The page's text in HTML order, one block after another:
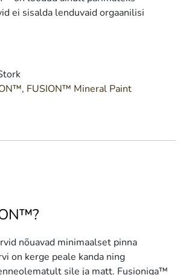
ei sisalda lenduvaid orgaanilisi
, FUSION™ Mineral Paint
nõuavad minimaalset pinna
on kerge peale kanda ning
sile ja matt. Fusioniga™